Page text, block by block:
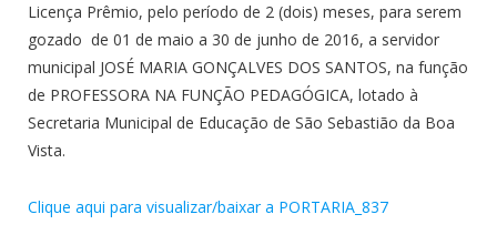
Licença Prêmio, pelo período de 2 (dois) meses, para serem
gozado de 01 de maio a 30 de junho de 2016, a servidor
municipal JOSÉ MARIA GONÇALVES DOS SANTOS, na função
de PROFESSORA NA FUNÇÃO PEDAGÓGICA, lotado à
Secretaria Municipal de Educação de São Sebastião da Boa
Vista.
Clique aqui para visualizar/baixar a PORTARIA_837